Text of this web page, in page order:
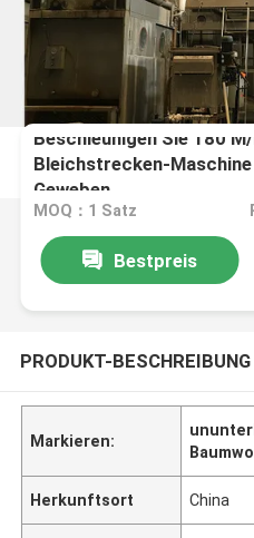
Beschleunigen Sie 180
Bleichstrecken-
Geweben
MOQ：1 Satz
Bestpreis
PRODUKT-BESCHREIBUNG
Markieren:
Herkunftsort China